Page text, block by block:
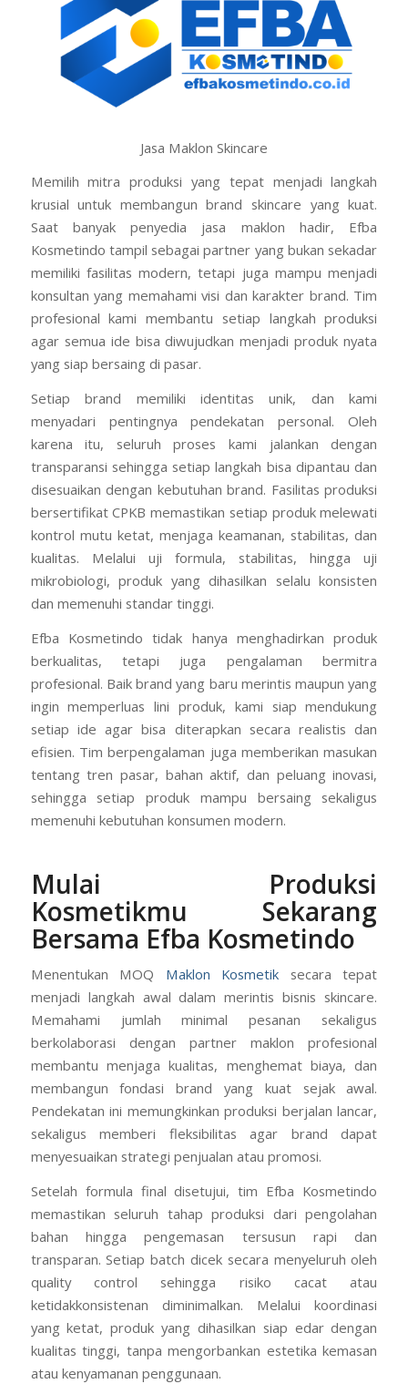
Jasa Maklon Skincare
Memilih mitra produksi yang tepat menjadi langkah
krusial untuk membangun brand skincare yang kuat.
Saat banyak penyedia jasa maklon hadir, Efba
Kosmetindo tampil sebagai partner yang bukan sekadar
memiliki fasilitas modern, tetapi juga mampu menjadi
konsultan yang memahami visi dan karakter brand. Tim
profesional kami membantu setiap langkah produksi
agar semua ide bisa diwujudkan menjadi produk nyata
yang siap bersaing di pasar.
Setiap brand memiliki identitas unik, dan kami
menyadari pentingnya pendekatan personal. Oleh
karena itu, seluruh proses kami jalankan dengan
transparansi sehingga setiap langkah bisa dipantau dan
disesuaikan dengan kebutuhan brand. Fasilitas produksi
bersertifikat CPKB memastikan setiap produk melewati
kontrol mutu ketat, menjaga keamanan, stabilitas, dan
kualitas. Melalui uji formula, stabilitas, hingga uji
mikrobiologi, produk yang dihasilkan selalu konsisten
dan memenuhi standar tinggi.
Efba Kosmetindo tidak hanya menghadirkan produk
berkualitas, tetapi juga pengalaman bermitra
profesional. Baik brand yang baru merintis maupun yang
ingin memperluas lini produk, kami siap mendukung
setiap ide agar bisa diterapkan secara realistis dan
efisien. Tim berpengalaman juga memberikan masukan
tentang tren pasar, bahan aktif, dan peluang inovasi,
sehingga setiap produk mampu bersaing sekaligus
memenuhi kebutuhan konsumen modern.
Mulai Produksi
Kosmetikmu Sekarang
Bersama Efba Kosmetindo
Menentukan MOQ Maklon Kosmetik secara tepat
menjadi langkah awal dalam merintis bisnis skincare.
Memahami jumlah minimal pesanan sekaligus
berkolaborasi dengan partner maklon profesional
membantu menjaga kualitas, menghemat biaya, dan
membangun fondasi brand yang kuat sejak awal.
Pendekatan ini memungkinkan produksi berjalan lancar,
sekaligus memberi fleksibilitas agar brand dapat
menyesuaikan strategi penjualan atau promosi.
Setelah formula final disetujui, tim Efba Kosmetindo
memastikan seluruh tahap produksi dari pengolahan
bahan hingga pengemasan tersusun rapi dan
transparan. Setiap batch dicek secara menyeluruh oleh
quality control sehingga risiko cacat atau
ketidakkonsistenan diminimalkan. Melalui koordinasi
yang ketat, produk yang dihasilkan siap edar dengan
kualitas tinggi, tanpa mengorbankan estetika kemasan
atau kenyamanan penggunaan.